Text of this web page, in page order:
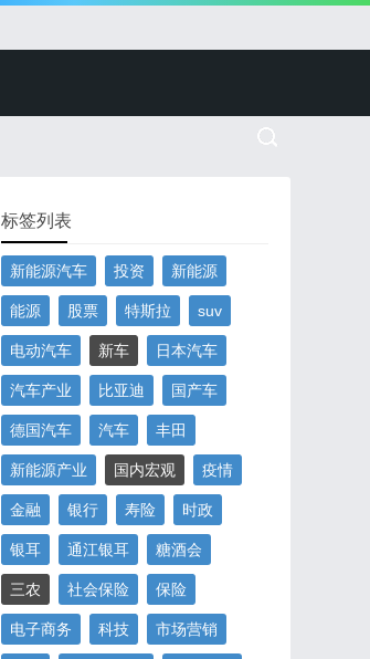
标签列表
新能源汽车 投资 新能源
能源 股票 特斯拉 suv
电动汽车 新车 日本汽车
汽车产业 比亚迪 国产车
德国汽车 汽车 丰田
新能源产业 国内宏观 疫情
金融 银行 寿险 时政
银耳 通江银耳 糖酒会
三农 社会保险 保险
电子商务 科技 市场营销